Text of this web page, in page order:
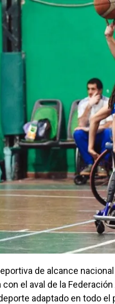
de alcance
el aval de la
adaptado en todo el